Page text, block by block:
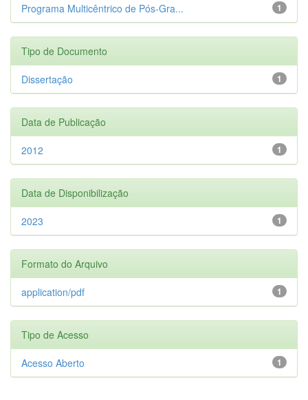
1
Programa Multicêntrico de Pós-Gra...
Tipo de Documento
1
Dissertação
Data de Publicação
1
2012
Data de Disponibilização
1
2023
Formato do Arquivo
1
application/pdf
Tipo de Acesso
1
Acesso Aberto